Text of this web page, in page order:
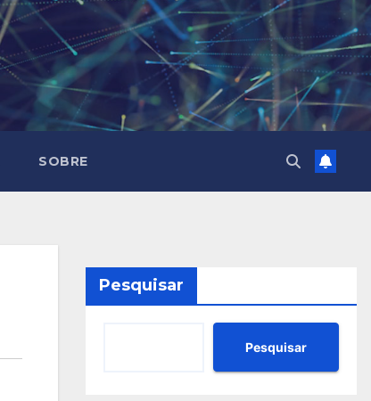
SOBRE
Pesquisar
Pesquisar